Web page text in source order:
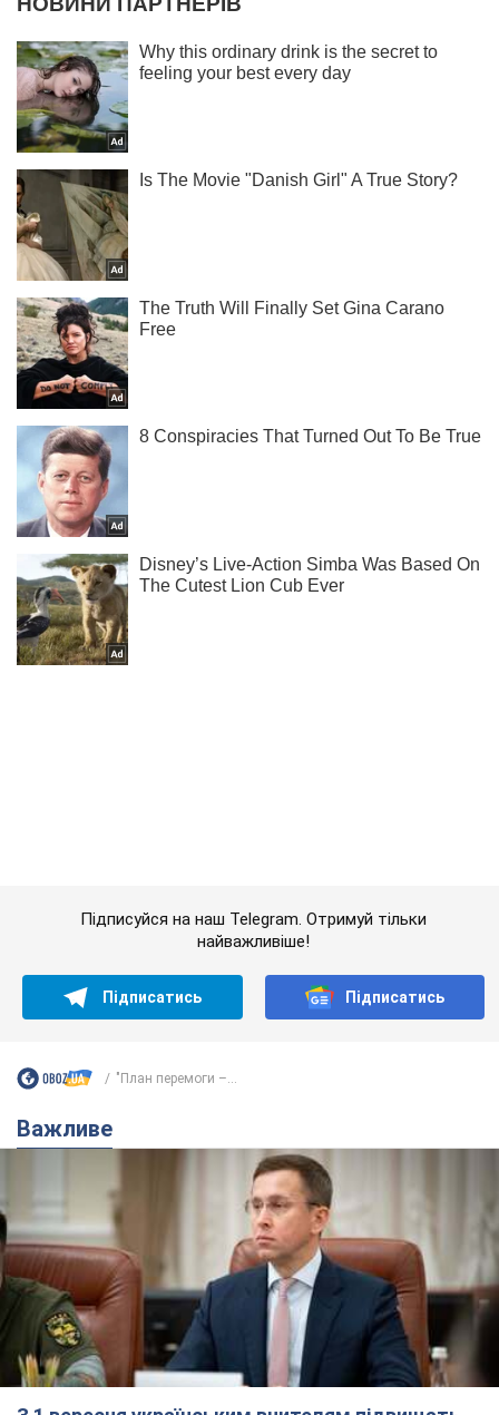
Важливе
З 1 вересня українським вчителям підвищать
зарплати: Корецький розкрив деталі
Одночасно з підвищенням зарплат педагогам уряд
анонсував збільшення студентських стипендій
7.08.2026 00:29
Скільки балістичних ракет
українська ППО перехопила в липні: у